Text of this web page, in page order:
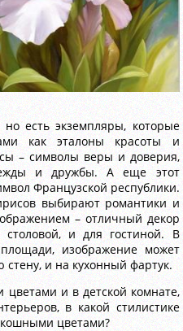
есть экземпляры, которые
как эталоны красоты и
– символы веры и доверия,
и дружбы. А еще этот
Французской республики.
выбирают романтики и
– отличный декор
и для гостиной. В
изображение может
и на кухонный фартук.
цветами и в детской комнате,
в какой стилистике
цветами?